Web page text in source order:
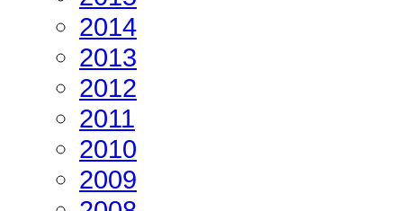
2014
2013
2012
2011
2010
2009